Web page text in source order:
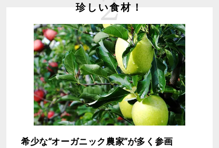
珍しい食材！
希少な“オーガニック農家”が多く参画